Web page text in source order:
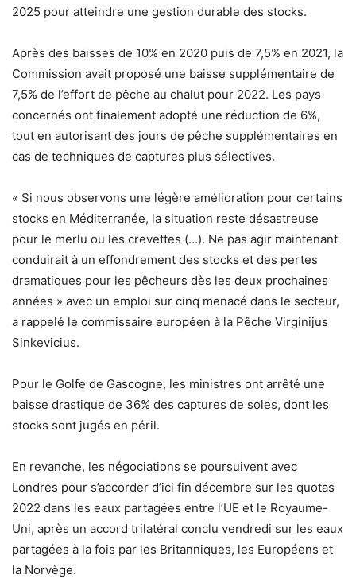
2025 pour atteindre une gestion durable des stocks.
Après des baisses de 10% en 2020 puis de 7,5% en 2021, la
Commission avait proposé une baisse supplémentaire de
7,5% de l’effort de pêche au chalut pour 2022. Les pays
concernés ont finalement adopté une réduction de 6%,
tout en autorisant des jours de pêche supplémentaires en
cas de techniques de captures plus sélectives.
« Si nous observons une légère amélioration pour certains
stocks en Méditerranée, la situation reste désastreuse
pour le merlu ou les crevettes (…). Ne pas agir maintenant
conduirait à un effondrement des stocks et des pertes
dramatiques pour les pêcheurs dès les deux prochaines
années » avec un emploi sur cinq menacé dans le secteur,
a rappelé le commissaire européen à la Pêche Virginijus
Sinkevicius.
Pour le Golfe de Gascogne, les ministres ont arrêté une
baisse drastique de 36% des captures de soles, dont les
stocks sont jugés en péril.
En revanche, les négociations se poursuivent avec
Londres pour s’accorder d’ici fin décembre sur les quotas
2022 dans les eaux partagées entre l’UE et le Royaume-
Uni, après un accord trilatéral conclu vendredi sur les eaux
partagées à la fois par les Britanniques, les Européens et
la Norvège.